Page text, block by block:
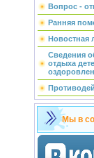
Вопрос -
Ранняя
Новостная
Сведения
отдыха
Мы в